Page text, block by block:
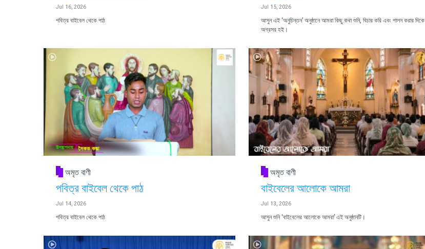
Jul 16, 2026
পবিত্র বাইবেল থেকে পাঠ
Jul 15, 2026
আসুন এই ‘অনুচিন্তন’ অনুষ্ঠানে আমরা কিছু কথা শুনি, বিচার করি এবং পালন করার দিকে
অগ্রসর হই।
অমৃত বাণী
পবিত্র বাইবেল থেকে পাঠ
Jul 14, 2026
পবিত্র বাইবেল থেকে পাঠ
অমৃত বাণী
বাইবেলের আলোকে আমরা
Jul 13, 2026
আসুন শুনি ‘বাইবেলের আলোকে আমরা’ এই অনুষ্ঠানটি।